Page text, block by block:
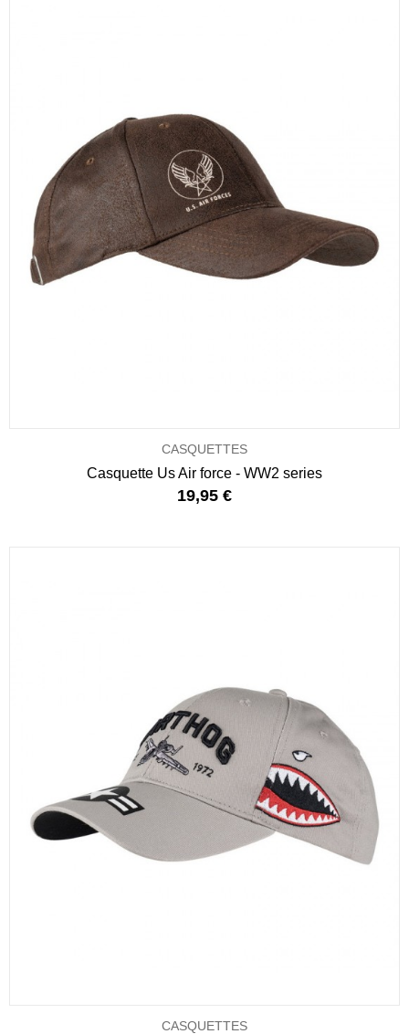
CASQUETTES
Casquette Us Air force - WW2 series
19,95 €
CASQUETTES